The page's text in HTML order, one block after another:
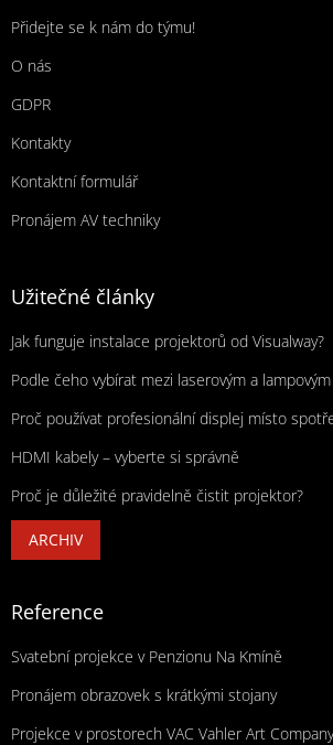
Přidejte se k nám do týmu!
O nás
GDPR
Kontakty
Kontaktní formulář
Pronájem AV techniky
Užitečné články
Jak funguje instalace projektorů od Visualway?
Podle čeho vybírat mezi laserovým a
Proč používat profesionální displej místo
HDMI kabely – vyberte si správně
Proč je důležité pravidelně čistit projektor?
ARCHIV
Reference
Svatební projekce v Penzionu Na Kmíně
Pronájem obrazovek s krátkými stojany
Projekce v prostorech VAC Vahler Art Company